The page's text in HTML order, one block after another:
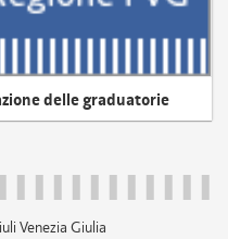
delle graduatorie
Venezia Giulia